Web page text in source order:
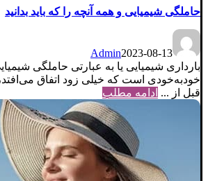
حاملگی شیمیایی و همه آنچه را که باید بدانید
Admin2023-08-13
بارداری شیمیایی یا به عبارتی حاملگی
خودبه‌خودی است که خیلی زود اتفاق
قبل از ... ادامه مطلب